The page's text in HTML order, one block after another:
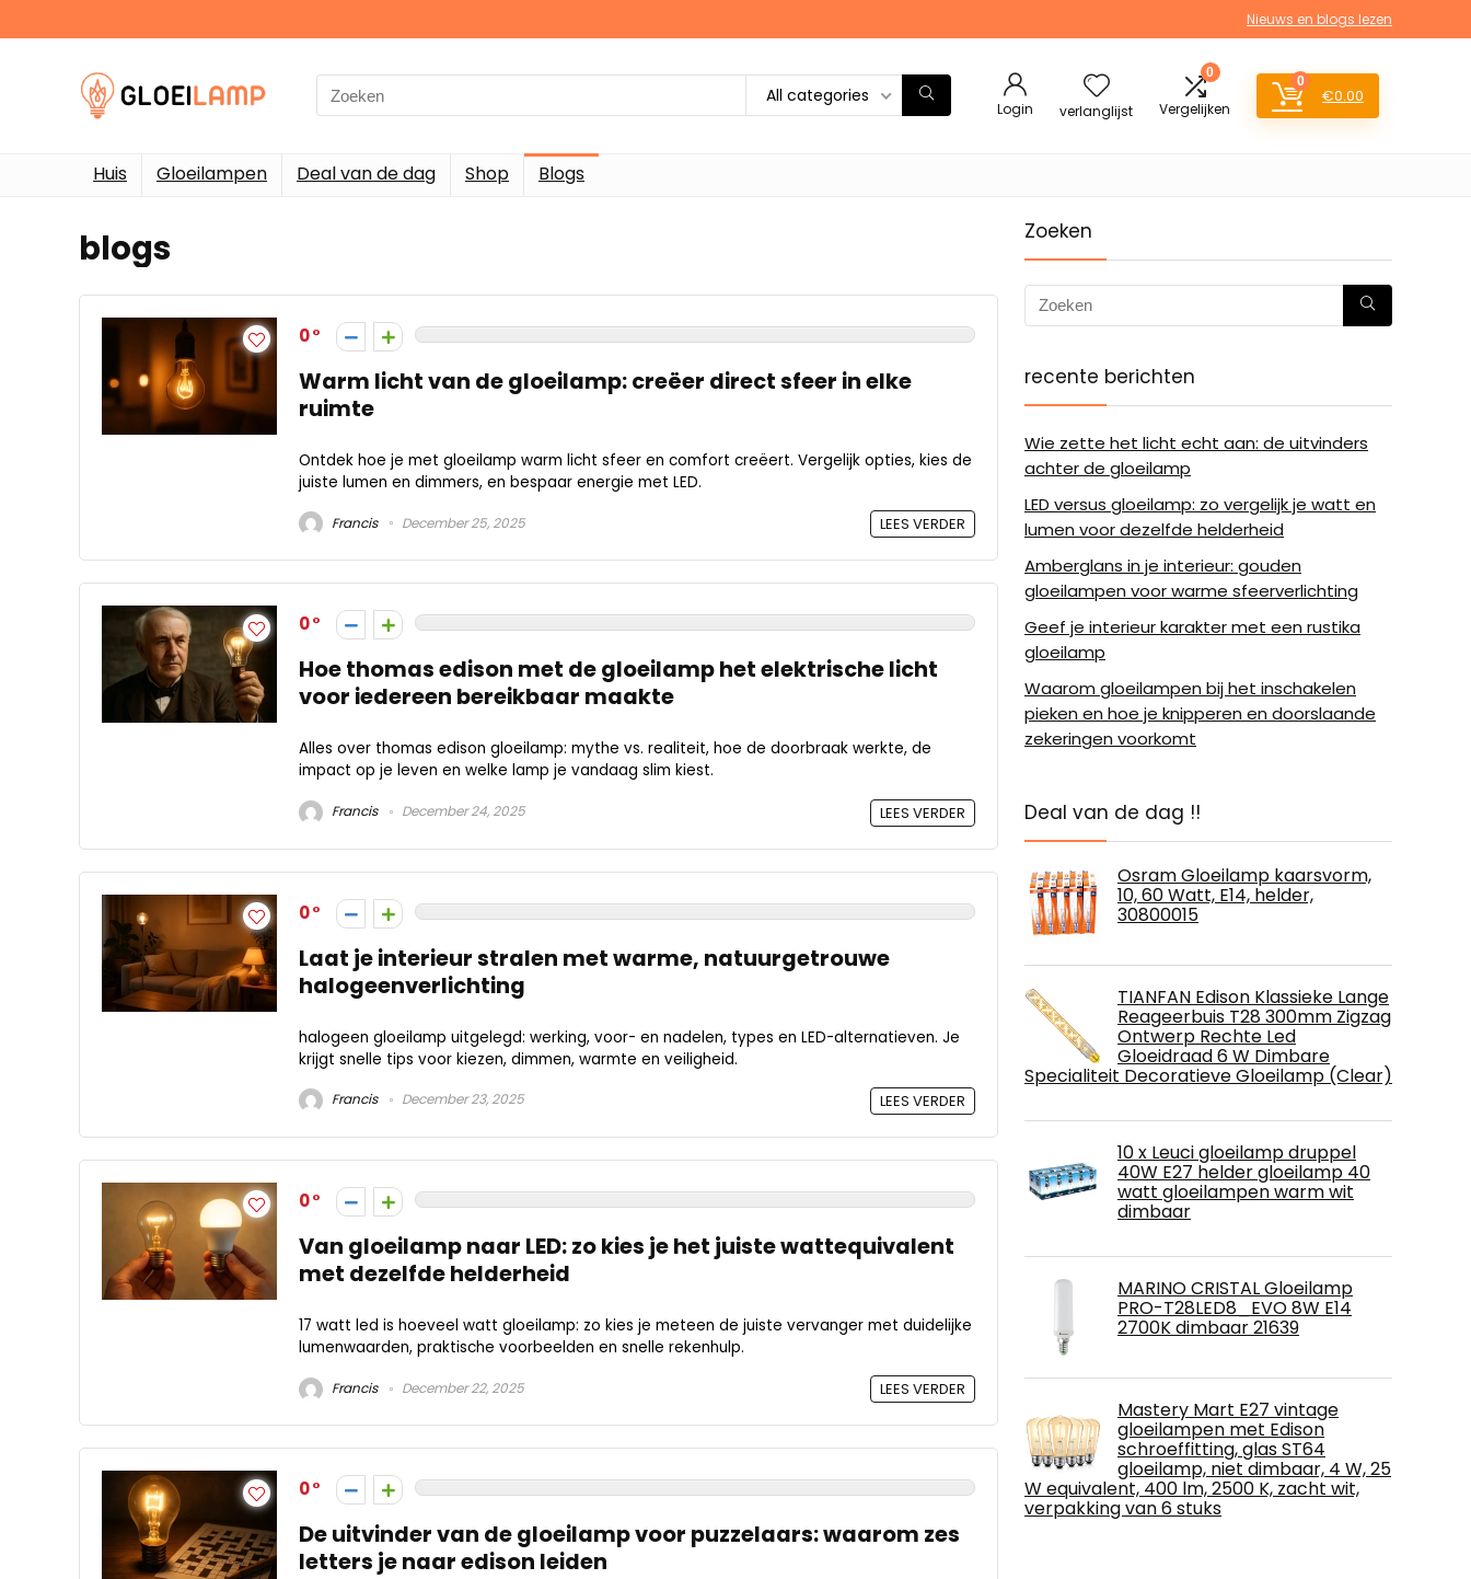
Nieuws en blogs lezen
Search
for:
All categories
Login verlanglijst
0
Vergelijken
0
€0.00
Huis Gloeilampen Deal van de dag Shop Blogs
blogs
0
Warm licht van de gloeilamp: creëer direct sfeer in elke
ruimte
Ontdek hoe je met gloeilamp warm licht sfeer en comfort creëert. Vergelijk opties, kies de
juiste lumen en dimmers, en bespaar energie met LED.
Francis December 25, 2025 LEES VERDER
0
Hoe thomas edison met de gloeilamp het elektrische licht
voor iedereen bereikbaar maakte
Alles over thomas edison gloeilamp: mythe vs. realiteit, hoe de doorbraak werkte, de
impact op je leven en welke lamp je vandaag slim kiest.
Francis December 24, 2025 LEES VERDER
0
Laat je interieur stralen met warme, natuurgetrouwe
halogeenverlichting
halogeen gloeilamp uitgelegd: werking, voor- en nadelen, types en LED-alternatieven. Je
krijgt snelle tips voor kiezen, dimmen, warmte en veiligheid.
Francis December 23, 2025 LEES VERDER
0
Van gloeilamp naar LED: zo kies je het juiste wattequivalent
met dezelfde helderheid
17 watt led is hoeveel watt gloeilamp: zo kies je meteen de juiste vervanger met duidelijke
lumenwaarden, praktische voorbeelden en snelle rekenhulp.
Francis December 22, 2025 LEES VERDER
0
De uitvinder van de gloeilamp voor puzzelaars: waarom zes
letters je naar edison leiden
Zoeken
recente berichten
Wie zette het licht echt aan: de uitvinders
achter de gloeilamp
LED versus gloeilamp: zo vergelijk je watt en
lumen voor dezelfde helderheid
Amberglans in je interieur: gouden
gloeilampen voor warme sfeerverlichting
Geef je interieur karakter met een rustika
gloeilamp
Waarom gloeilampen bij het inschakelen
pieken en hoe je knipperen en doorslaande
zekeringen voorkomt
Deal van de dag !!
Osram Gloeilamp kaarsvorm,
10, 60 Watt, E14, helder,
30800015
TIANFAN Edison Klassieke Lange
Reageerbuis T28 300mm Zigzag
Ontwerp Rechte Led
Gloeidraad 6 W Dimbare
Specialiteit Decoratieve Gloeilamp (Clear)
10 x Leuci gloeilamp druppel
40W E27 helder gloeilamp 40
watt gloeilampen warm wit
dimbaar
MARINO CRISTAL Gloeilamp
PRO-T28LED8_EVO 8W E14
2700K dimbaar 21639
Mastery Mart E27 vintage
gloeilampen met Edison
schroeffitting, glas ST64
gloeilamp, niet dimbaar, 4 W, 25
W equivalent, 400 lm, 2500 K, zacht wit,
verpakking van 6 stuks